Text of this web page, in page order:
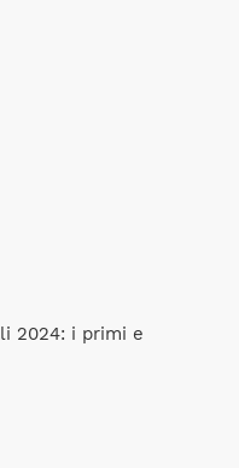
2024: i primi e